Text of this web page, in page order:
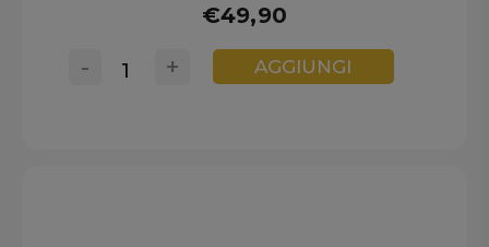
€49,90
+
- AGGIUNGI